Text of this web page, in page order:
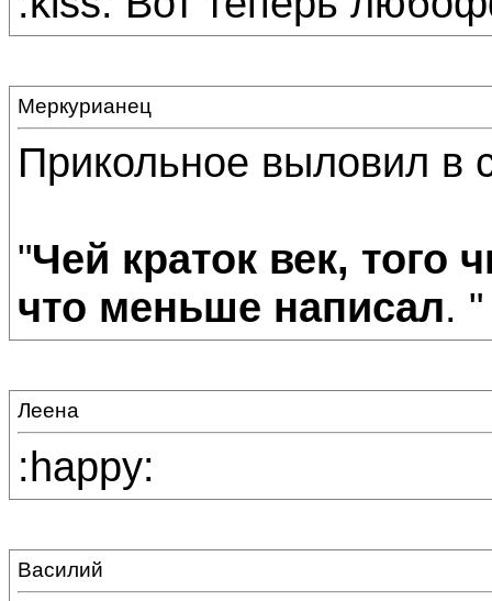
Меркурианец
Прикольное выловил в
"Чей краток век, того
что меньше написал.
Леена
:happy:
Василий